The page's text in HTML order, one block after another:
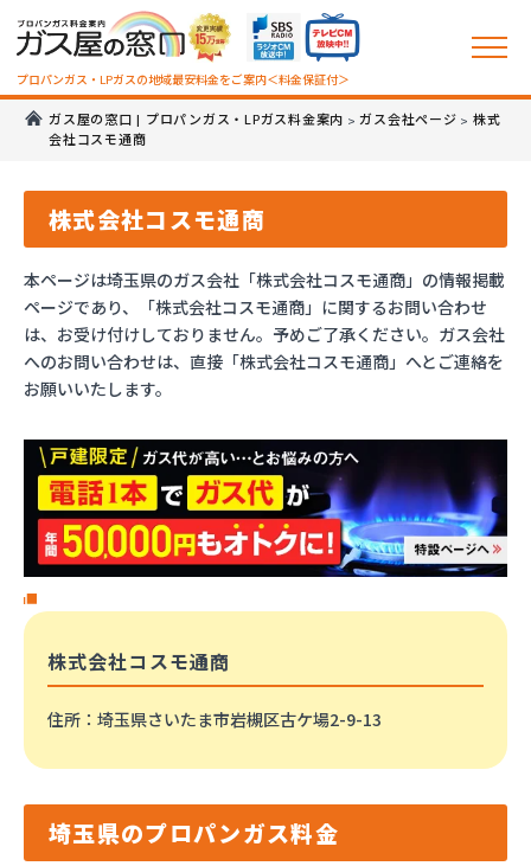
プロパンガス・LPガスの地域最安料金をご案内＜料金保証付＞
ガス屋の窓口 | プロパンガス・LPガス料金案内 >ガス会社ページ > 株式
会社コスモ通商
株式会社コスモ通商
本ページは埼玉県のガス会社「株式会社コスモ通商」の情報掲載
ページであり、「株式会社コスモ通商」に関するお問い合わせ
は、お受け付けしておりません。予めご了承ください。ガス会社
へのお問い合わせは、直接「株式会社コスモ通商」へとご連絡を
お願いいたします。
株式会社コスモ通商
住所 ：埼玉県さいたま市岩槻区古ケ場2-9-13
埼玉県のプロパンガス料金